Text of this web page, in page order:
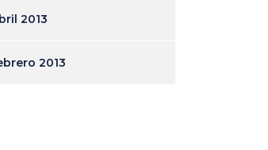
2013
2013